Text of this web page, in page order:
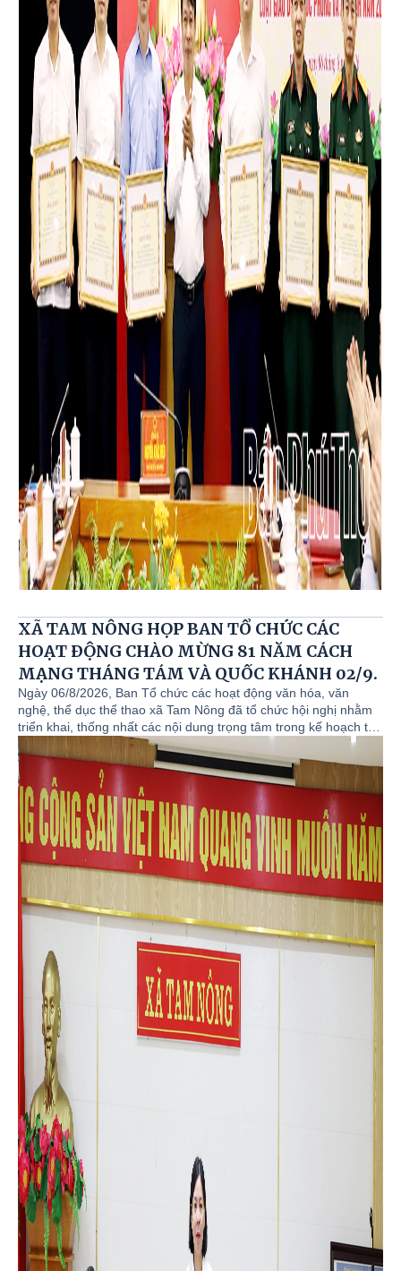
XÃ TAM NÔNG HỌP BAN TỔ CHỨC CÁC
HOẠT ĐỘNG CHÀO MỪNG 81 NĂM CÁCH
MẠNG THÁNG TÁM VÀ QUỐC KHÁNH 02/9.
Ngày 06/8/2026, Ban Tổ chức các hoạt động văn hóa, văn
nghệ, thể dục thể thao xã Tam Nông đã tổ chức hội nghị nhằm
triển khai, thống nhất các nội dung trọng tâm trong kế hoạch tổ
chức chuỗi hoạt động chào mừng kỷ niệm 81 năm Cách mạng
Tháng Tám thành công (19/8/1945 - 19/8/2026) và Quốc khánh
nước Cộng hòa xã hội chủ nghĩa Việt Nam (02/9/1945 -
02/9/2026). Đồng chí Cao Thị Thu Phương - UVBTV, Phó Chủ
tịch UBND xã Tam Nông chủ trì hội nghị. Cùng tham dự buổi
họp có đồng chí Nguyễn Khắc Long - UVBTV, Chủ tịch
UBMTTQ Việt Nam xã Tam Nông, cùng các đồng chí là thành
viên Ban Tổ chức; lãnh đạo Mặt trận Tổ quốc xã đồng thời là
Trưởng các tổ chức chính trị - xã hội (Hội Nông dân, Hội Cựu
chiến binh, Hội LHPN, Đoàn Thanh niên); lãnh đạo các phòng
chuyên môn Phòng Văn hóa - Xã hội, Phòng Kinh tế, Văn phòng
HĐND & UBND, Trung tâm Dịch vụ sự nghiệp công, Công an xã,
Ban Chỉ huy Quân sự xã, Trạm Y tế xã cùng các đồng chí
Trưởng thôn trên địa bàn.